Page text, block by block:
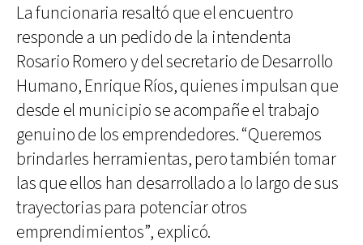
La funcionaria resaltó que el encuentro
responde a un pedido de la intendenta
Rosario Romero y del secretario de Desarrollo
Humano, Enrique Ríos, quienes impulsan que
desde el municipio se acompañe el trabajo
genuino de los emprendedores. “Queremos
brindarles herramientas, pero también tomar
las que ellos han desarrollado a lo largo de sus
trayectorias para potenciar otros
emprendimientos”, explicó.